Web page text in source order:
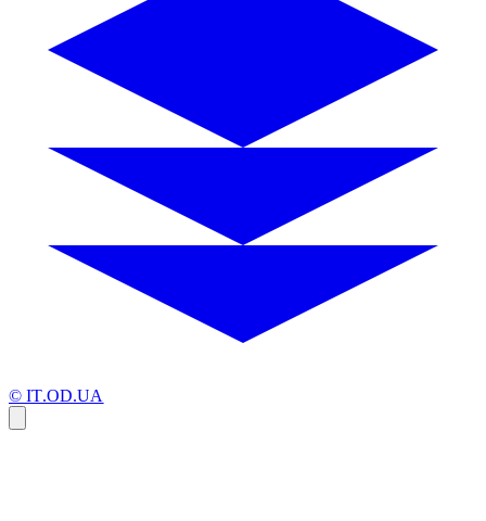
© IT.OD.UA